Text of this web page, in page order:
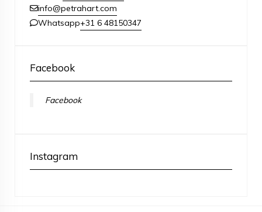
info@petrahart.com
Whatsapp+31 6 48150347
Facebook
Facebook
Instagram